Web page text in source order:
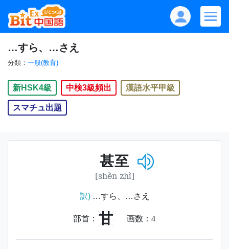
…すら、…さえ
分類： 一般(教育)
新HSK4級 中検3級頻出 漢語水平甲級
スマチュ出題
甚至
[shèn zhì]
訳)…すら、…さえ
部首： 甘 画数： 4